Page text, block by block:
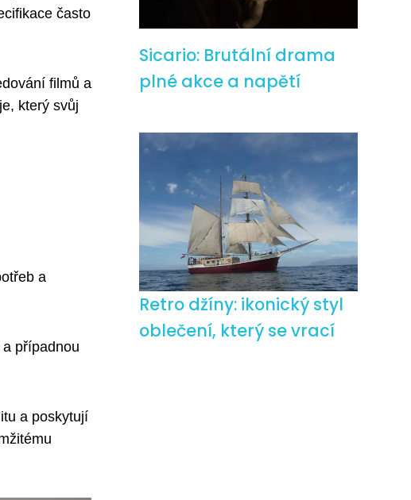
často
filmů a
který svůj
a
případnou
a poskytují
Sicario: Brutální drama
plné akce a napětí
Retro džíny: ikonický styl
oblečení, který se vrací